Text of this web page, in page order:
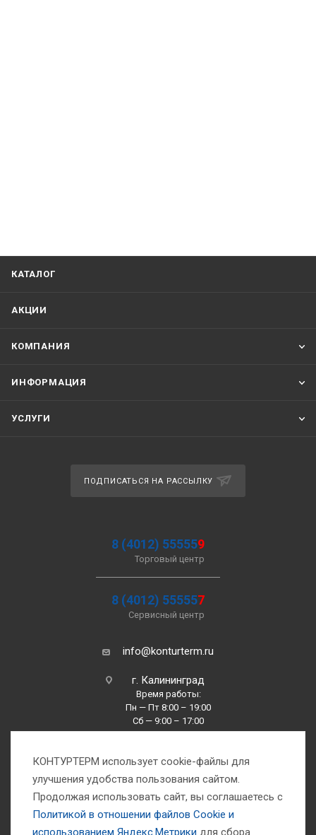
КАТАЛОГ
АКЦИИ
КОМПАНИЯ
ИНФОРМАЦИЯ
УСЛУГИ
ПОДПИСАТЬСЯ НА РАССЫЛКУ
8 (4012) 555559
Торговый центр
8 (4012) 555557
Сервисный центр
info@konturterm.ru
г. Калининград
Время работы:
Пн — Пт 8:00 – 19:00
Сб — 9:00 – 17:00
Вс —10:00 – 16:00
КОНТУРТЕРМ использует cookie-файлы для
улучшения удобства пользования сайтом.
Продолжая использовать сайт, вы соглашаетесь с
Политикой в отношении файлов Сookie и
использованием Яндекс.Метрики для сбора